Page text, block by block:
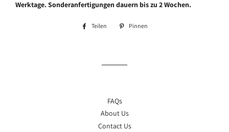
Werktage. Sonderanfertigungen dauern bis zu 2 Wochen.
Teilen Pinnen
FAQs
About Us
Contact Us